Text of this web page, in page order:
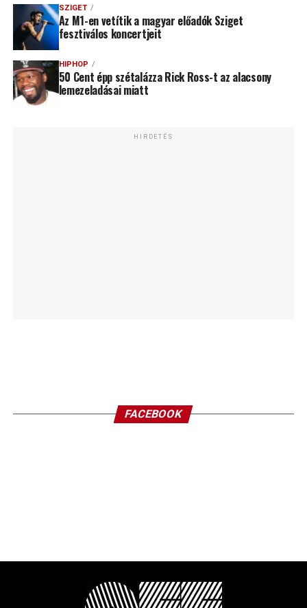
SZIGET
Az M1-en vetítik a magyar előadók Sziget
fesztiválos koncertjeit
HIPHOP
50 Cent épp szétalázza Rick Ross-t az alacsony
lemezeladásai miatt
HIRDETÉS
FACEBOOK